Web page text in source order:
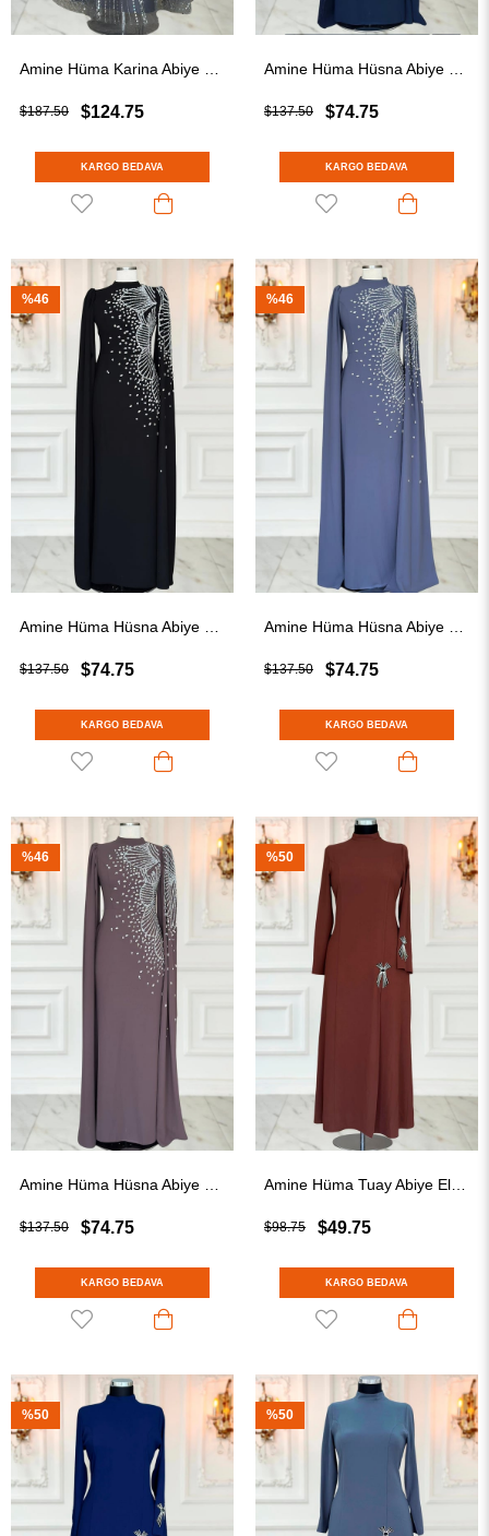
$124.75
$187.50
KARGO BEDAVA
$74.75
$137.50
KARGO BEDAVA
$74.75
$137.50
KARGO BEDAVA
%46
$74.75
$137.50
KARGO BEDAVA
%46
$74.75
$137.50
KARGO BEDAVA
%46
$49.75
$98.75
KARGO BEDAVA
%50
%50 %50